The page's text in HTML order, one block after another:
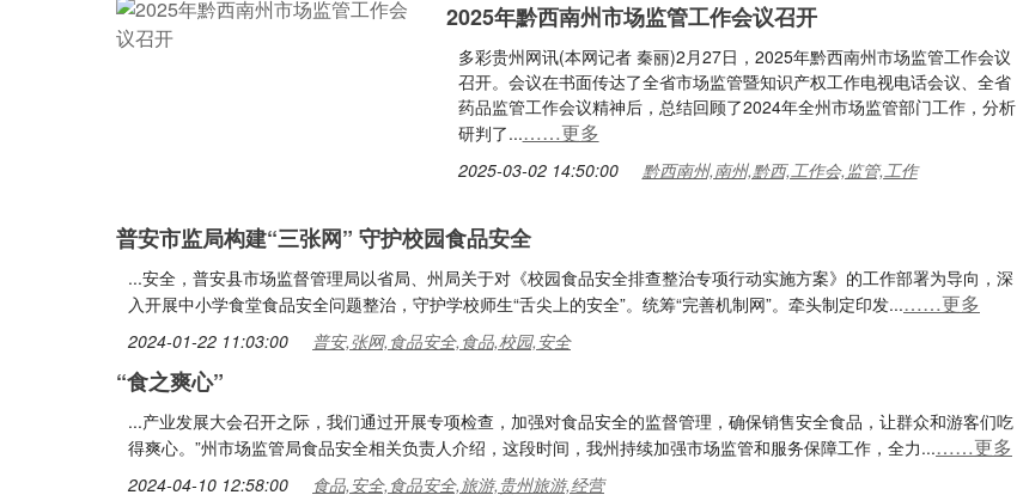
2025年黔西南州市场监管工作会议召开
多彩贵州网讯(本网记者 秦丽)2月27日，2025年黔西南州市场监管工作会议
召开。会议在书面传达了全省市场监管暨知识产权工作电视电话会议、全省
药品监管工作会议精神后，总结回顾了2024年全州市场监管部门工作，分析
研判了...……更多
2025-03-02 14:50:00 黔西南州,南州,黔西,工作会,监管,工作
普安市监局构建“三张网” 守护校园食品安全
...安全，普安县市场监督管理局以省局、州局关于对《校园食品安全排查整治专项行动实施方案》的工作部署为导向，深
入开展中小学食堂食品安全问题整治，守护学校师生“舌尖上的安全”。统筹“完善机制网”。牵头制定印发...……更多
2024-01-22 11:03:00 普安,张网,食品安全,食品,校园,安全
“食之爽心”
...产业发展大会召开之际，我们通过开展专项检查，加强对食品安全的监督管理，确保销售安全食品，让群众和游客们吃
得爽心。”州市场监管局食品安全相关负责人介绍，这段时间，我州持续加强市场监管和服务保障工作，全力...……更多
2024-04-10 12:58:00 食品,安全,食品安全,旅游,贵州旅游,经营